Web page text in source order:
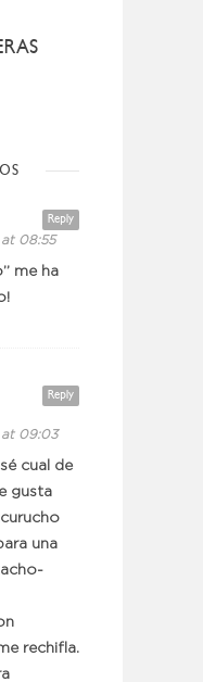
Reply
at 08:55
me ha
Reply
at 09:03
cual de
gusta
una
rechifla.